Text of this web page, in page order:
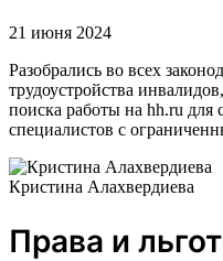
21 июня 2024
Разобрались во всех
трудоустройства
поиска работы на hh.ru для
специалистов с
Кристина Алахвердиева
Права и